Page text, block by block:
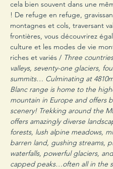
cela bien souvent dans une
! De refuge en refuge,
montagnes et cols, traversant
frontières, vous découvrirez
culture et les modes de vie
riches et variés / Three
valleys, seventy-one glaciers,
summits… Culminating at
Blanc range is home to the
mountain in Europe and offers
scenery! Trekking around the
offers amazingly diverse
forests, lush alpine meadows,
barren land, gushing streams,
waterfalls, powerful glaciers,
capped peaks…often all in the